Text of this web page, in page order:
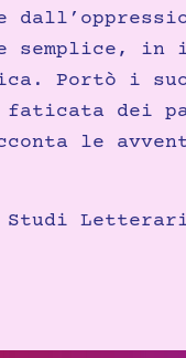
semplice,
Portò i
faticata dei
le